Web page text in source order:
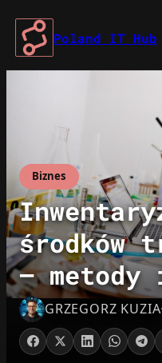
Przejdź
treści
Poland IT Hub
Biznes
środków
–
GRZEGORZ KUZIA